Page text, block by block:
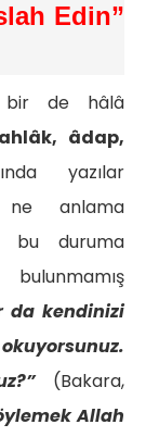
Edin”
bir de hâlâ
âdap,
yazılar
ne anlama
bu duruma
da kendinizi
(Bakara,
Allah